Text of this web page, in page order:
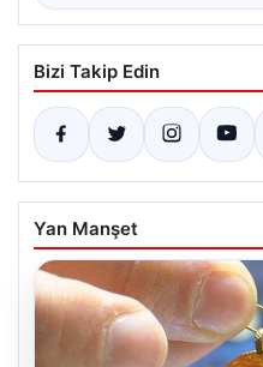
Bizi Takip Edin
Yan Manşet